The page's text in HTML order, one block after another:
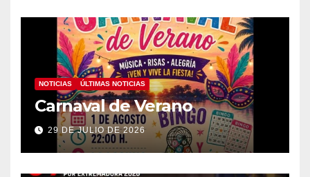
NOTICIAS ÚLTIMAS NOTICIAS
Carnaval de Verano
29 DE JULIO DE 2026